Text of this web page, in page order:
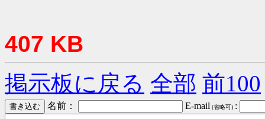
407 KB
掲示板に戻る 全部 前100
名前： E-mail (省略可) :